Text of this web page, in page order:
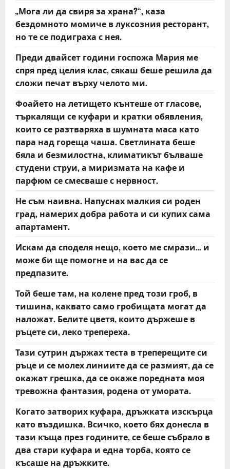
„Мога ли да свиря за храна?“, каза
бездомното момиче в луксозния ресторант,
но те се подиграха с нея.
Преди двайсет години госпожа Мария ме
спря пред целия клас, сякаш беше решила да
сложи печат върху челото ми.
Фоайето на летището кънтеше от гласове,
търкалящи се куфари и кратки обявления,
които се разтваряха в шумната маса като
пара над гореща чаша. Светлината беше
бяла и безмилостна, климатикът бълваше
студени струи, а миризмата на кафе и
парфюм се смесваше с нервност.
Не съм наивна. Напуснах малкия си роден
град, намерих добра работа и си купих сама
апартамент.
Искам да споделя нещо, което ме смрази… и
може би ще помогне и на вас да се
предпазите.
Той беше там, на колене пред този гроб, в
тишина, каквато само гробищата могат да
наложат. Белите цветя, които държеше в
ръцете си, леко трепереха.
Тази сутрин държах теста в треперещите си
ръце и се молех линиите да се размият, да се
окажат грешка, да се окаже поредната моя
тревожна фантазия, родена от умората.
Когато затворих куфара, дръжката изскърца
като въздишка. Всичко, което бях донесла в
тази къща през годините, се беше събрало в
два стари куфара и една торба, която се
късаше на дръжките.